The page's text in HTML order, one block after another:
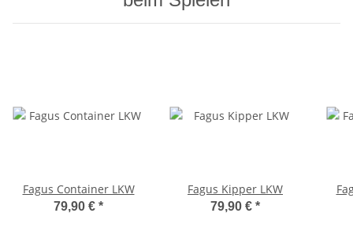
Fagus Container LKW
79,90 € *
Fagus Kipper LKW
79,90 € *